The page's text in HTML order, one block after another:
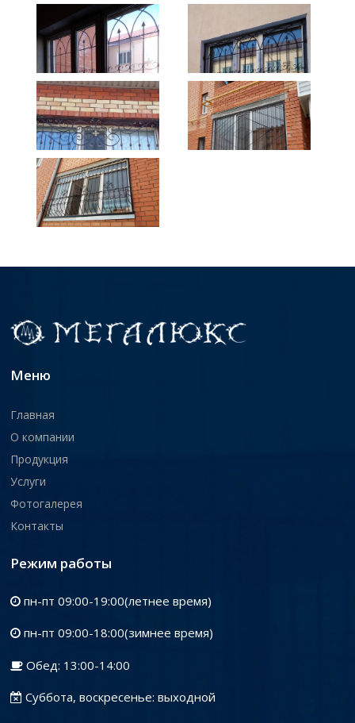
Меню
Главная
О компании
Продукция
Услуги
Фотогалерея
Контакты
Режим работы
пн-пт 09:00-19:00(летнее время)
пн-пт 09:00-18:00(зимнее время)
Обед: 13:00-14:00
Суббота, воскресенье: выходной